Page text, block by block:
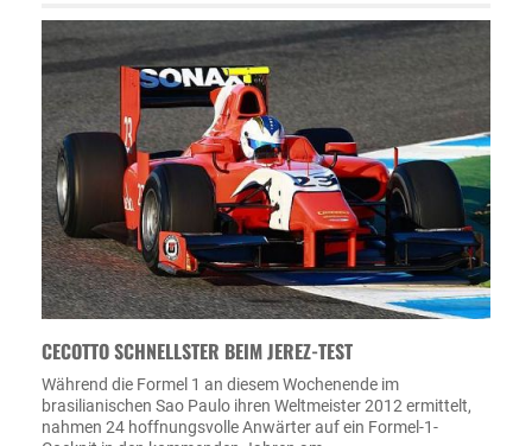
CECOTTO SCHNELLSTER BEIM JEREZ-TEST
Während die Formel 1 an diesem Wochenende im
brasilianischen Sao Paulo ihren Weltmeister 2012 ermittelt,
nahmen 24 hoffnungsvolle Anwärter auf ein Formel-1-